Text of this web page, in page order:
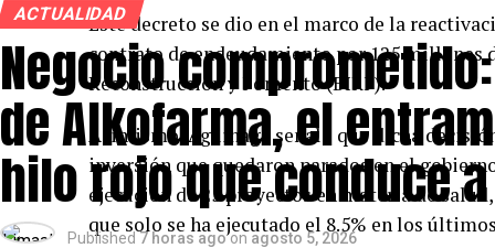
Este decreto se dio en el marco de la
contrato de endeudamiento por 125 millones
Reconstrucción y Fomento (BIRF).
Asimismo, Aguinaga señaló que dicha
inversión que quedaron parados en el
ejecución de 25 proyectos en materia de
que solo se ha ejecutado el 8.5% en los
ACTUALIDAD
Negocio
de Alkofarma, el
hilo rojo que conduce a
Published 7 horas ago on agosto 5, 2026